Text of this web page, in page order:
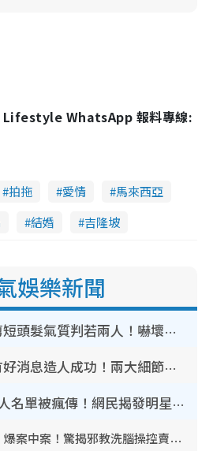
Lifestyle WhatsApp 報料專線:
拍拖 愛情
馬來西亞
結婚 吉隆坡
娛樂新聞
簡淑兒染金毛剪短頭髮氣質判若兩人！嚇壞老公麥大力都認唔出：「你做咩事？」
湯洛雯傳終於有好消息造人成功！兩大細節曝孕味極濃惹猜測：大肚婆先會咁！
8大最冇禮貌藝人名單被瘋傳！網民揭發明星真面目 一致數臭呢位係無品天花板？
銀行高層「沉船」爆案中案！驚揭邪教洗腦操控賣淫被吞600萬 幕後黑手講多錯多